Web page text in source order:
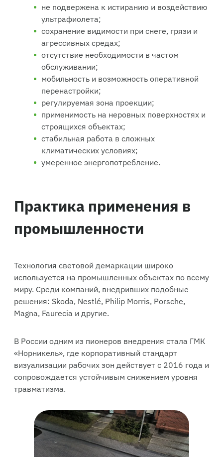
не подвержена к истиранию и воздействию
ультрафиолета;
сохранение видимости при снеге, грязи и
агрессивных средах;
отсутствие необходимости в частом
обслуживании;
мобильность и возможность оперативной
перенастройки;
регулируемая зона проекции;
применимость на неровных поверхностях и
строящихся объектах;
стабильная работа в сложных
климатических условиях;
умеренное энергопотребление.
Практика применения в
промышленности
Технология световой демаркации широко
используется на промышленных объектах по всему
миру. Среди компаний, внедривших подобные
решения: Skoda, Nestlé, Philip Morris, Porsche,
Magna, Faurecia и другие.
В России одним из пионеров внедрения стала ГМК
«Норникель», где корпоративный стандарт
визуализации рабочих зон действует с 2016 года и
сопровождается устойчивым снижением уровня
травматизма.